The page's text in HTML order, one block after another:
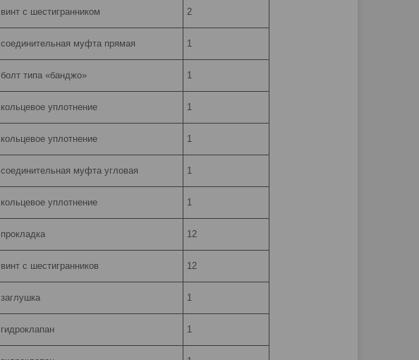
винт с шестигранником 2
соединительная муфта прямая 1
болт типа «банджо» 1
кольцевое уплотнение 1
кольцевое уплотнение 1
соединительная муфта угловая 1
кольцевое уплотнение 1
прокладка 12
винт с шестигранников 12
заглушка 1
гидроклапан 1